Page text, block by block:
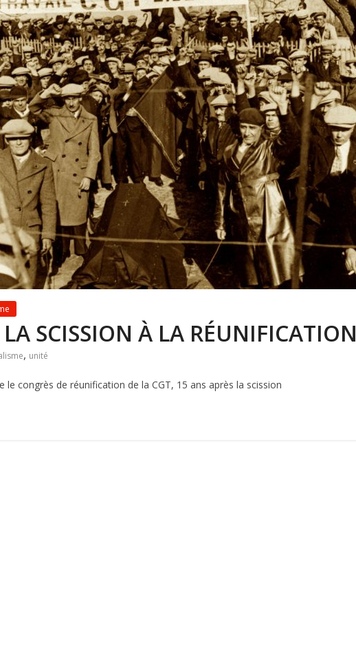
SCISSION À LA RÉUNIFICATION
, unité
congrès de réunification de la CGT, 15 ans après la scission